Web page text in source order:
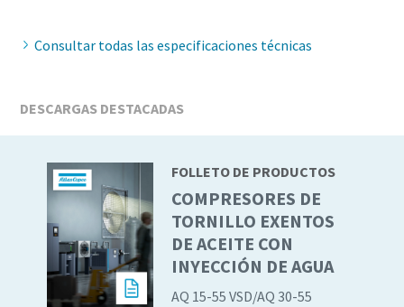
Consultar todas las especificaciones técnicas
DESCARGAS DESTACADAS
FOLLETO DE PRODUCTOS
COMPRESORES DE
TORNILLO EXENTOS
DE ACEITE CON
INYECCIÓN DE AGUA
AQ 15-55 VSD/AQ 30-55